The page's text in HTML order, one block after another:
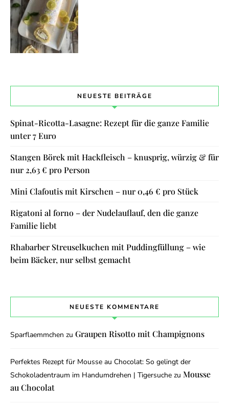
NEUESTE BEITRÄGE
Spinat-Ricotta-Lasagne: Rezept für die ganze Familie
unter 7 Euro
Stangen Börek mit Hackfleisch – knusprig, würzig & für
nur 2,63 € pro Person
Mini Clafoutis mit Kirschen – nur 0,46 € pro Stück
Rigatoni al forno – der Nudelauflauf, den die ganze
Familie liebt
Rhabarber Streuselkuchen mit Puddingfüllung – wie
beim Bäcker, nur selbst gemacht
NEUESTE KOMMENTARE
Sparflaemmchen zu Graupen Risotto mit Champignons
Perfektes Rezept für Mousse au Chocolat: So gelingt der
Schokoladentraum im Handumdrehen | Tigersuche zu Mousse
au Chocolat